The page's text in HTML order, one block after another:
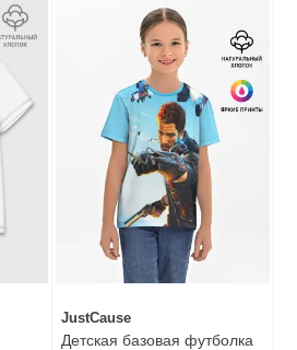
JustCause
Детская базовая футболка